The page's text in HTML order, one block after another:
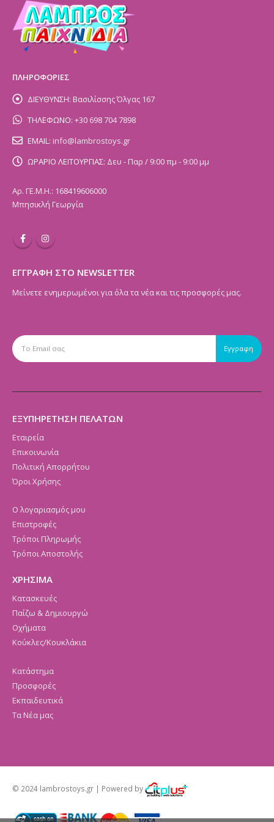
ΠΛΗΡΟΦΟΡΙΕΣ
ΔΙΕΥΘΥΝΣΗ: Βασιλίσσης Όλγας 167
ΤΗΛΕΦΩΝΟ: +30 698 704 7898
EMAIL: info@lambrostoys.gr
ΩΡΑΡΙΟ ΛΕΙΤΟΥΡΓΙΑΣ: Δευ - Παρ / 9:00 πμ - 9:00 μμ
Αρ. ΓΕ.Μ.Η.: 168419606000
Μπησικλή Γεωργία
ΕΓΓΡΑΦΗ ΣΤΟ NEWSLETTER
Μείνετε ενημερωμένοι για όλα τα νέα και τις προσφορές μας.
ΕΞΥΠΗΡΕΤΗΣΗ ΠΕΛΑΤΩΝ
Εταιρεία
Επικοινωνία
Πολιτική Απορρήτου
Όροι Χρήσης
Ο λογαριασμός μου
Επιστροφές
Τρόποι Πληρωμής
Τρόποι Αποστολής
ΧΡΗΣΙΜΑ
Κατασκευές
Παίζω & Δημιουργώ
Οχήματα
Κούκλες/Κουκλάκια
Κατάστημα
Προσφορές
Εκπαιδευτικά
Τα Νέα μας
© 2024 lambrostoys.gr | Powered by